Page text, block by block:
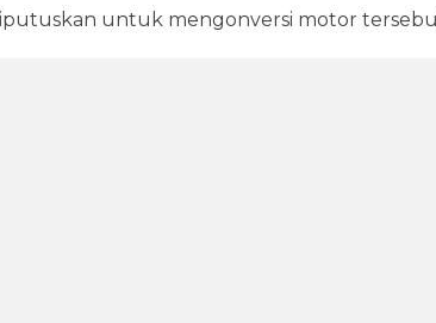
untuk mengonversi motor